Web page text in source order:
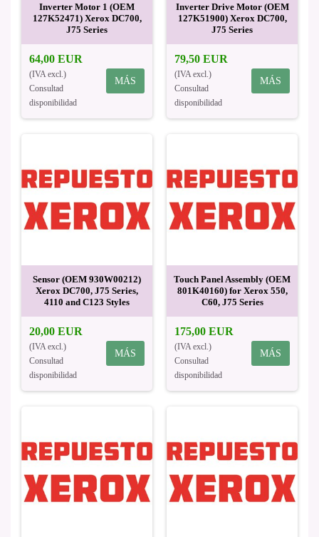
Inverter Motor 1 (OEM
127K52471) Xerox DC700,
J75 Series
64,00 EUR
(IVA excl.)
Consultad
disponibilidad
MÁS
Inverter Drive Motor (OEM
127K51900) Xerox DC700,
J75 Series
79,50 EUR
(IVA excl.)
Consultad
disponibilidad
MÁS
Sensor (OEM 930W00212)
Xerox DC700, J75 Series,
4110 and C123 Styles
20,00 EUR
(IVA excl.)
Consultad
disponibilidad
MÁS
Touch Panel Assembly (OEM
801K40160) for Xerox 550,
C60, J75 Series
175,00 EUR
(IVA excl.)
Consultad
disponibilidad
MÁS